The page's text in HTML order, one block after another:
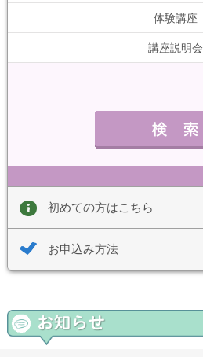
体験講座
講座説明会
初めての方はこちら
お申込み方法